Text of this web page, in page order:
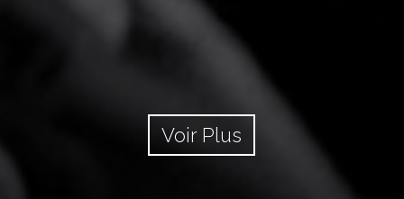
Voir Plus